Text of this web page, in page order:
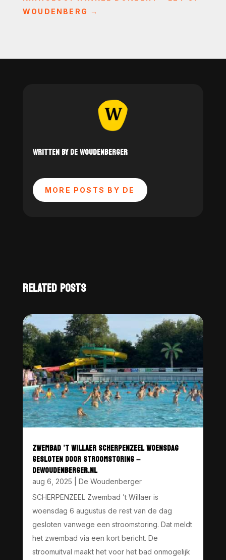
WOUDENBERG →
WRITTEN BY DE WOUDENBERGER
MORE POSTS BY DE
RELATED POSTS
ZWEMBAD ’T WILLAER SCHERPENZEEL WOENSDAG
GESLOTEN DOOR STROOMSTORING –
DEWOUDENBERGER.NL
aug 6, 2025
De Woudenberger
SCHERPENZEEL Zwembad ’t Willaer is
woensdag 6 augustus de rest van de dag
gesloten vanwege een stroomstoring. Dat meldt
het zwembad via een kort bericht. De
stroomuitval maakt het voor het bad onmogelijk